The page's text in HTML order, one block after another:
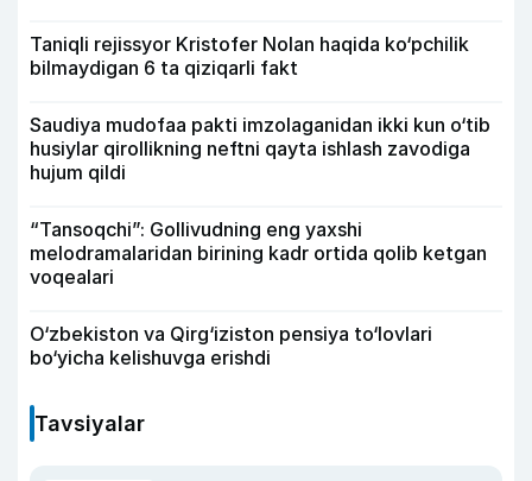
Taniqli rejissyor Kristofer Nolan haqida ko‘pchilik
bilmaydigan 6 ta qiziqarli fakt
Saudiya mudofaa pakti imzolaganidan ikki kun o‘tib
husiylar qirollikning neftni qayta ishlash zavodiga
hujum qildi
“Tansoqchi”: Gollivudning eng yaxshi
melodramalaridan birining kadr ortida qolib ketgan
voqealari
O‘zbekiston va Qirg‘iziston pensiya to‘lovlari
bo‘yicha kelishuvga erishdi
Tavsiyalar